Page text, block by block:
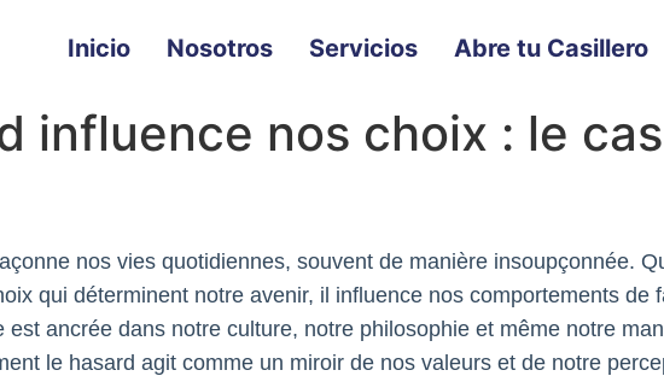
Inicio Nosotros Servicios Abre tu Casillero
influence nos choix : le
nos vies quotidiennes, souvent de manière insoupçonnée.
qui déterminent notre avenir, il influence nos comportements de
est ancrée dans notre culture, notre philosophie et même notre
le hasard agit comme un miroir de nos valeurs et de notre